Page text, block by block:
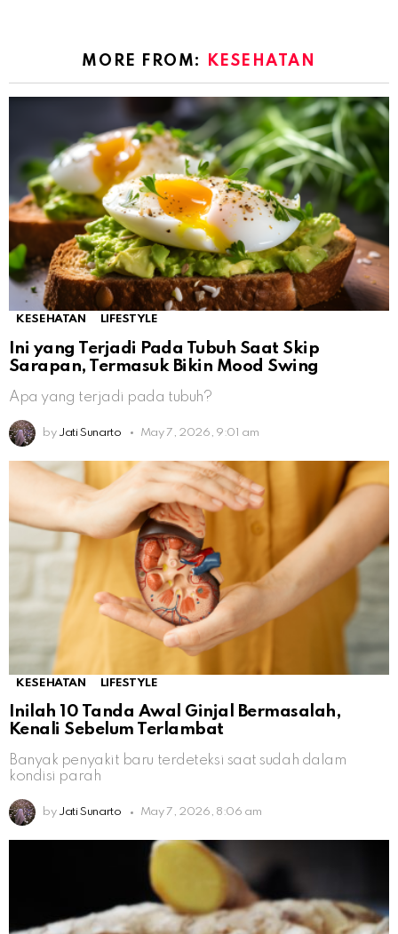
MORE FROM: KESEHATAN
KESEHATAN LIFESTYLE
Ini yang Terjadi Pada Tubuh Saat Skip
Sarapan, Termasuk Bikin Mood Swing
Apa yang terjadi pada tubuh?
by Jati Sunarto May 7, 2026, 9:01 am
KESEHATAN LIFESTYLE
Inilah 10 Tanda Awal Ginjal Bermasalah,
Kenali Sebelum Terlambat
Banyak penyakit baru terdeteksi saat sudah dalam
kondisi parah
by Jati Sunarto May 7, 2026, 8:06 am